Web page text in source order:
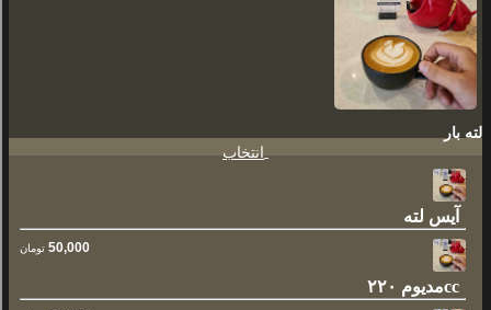
لته بار
انتخاب
آیس لته
50,000 تومان
مدیوم ۲۲۰cc